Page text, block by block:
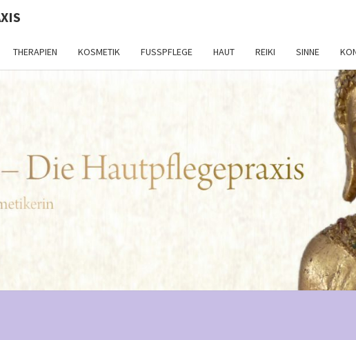
THERAPIEN KOSMETIK FUSSPFLEGE HAUT REIKI SINNE
Kosmetik –